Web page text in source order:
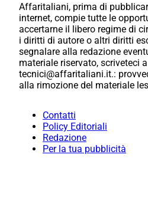
Affaritaliani, prima di
internet, compie tutte le
accertarne il libero regime di
i diritti di autore o altri diritti
segnalare alla redazione
materiale riservato, scriveteci a
tecnici@affaritaliani.it.:
alla rimozione del materiale
Contatti
Policy Editoriali
Redazione
Per la tua pubblicità